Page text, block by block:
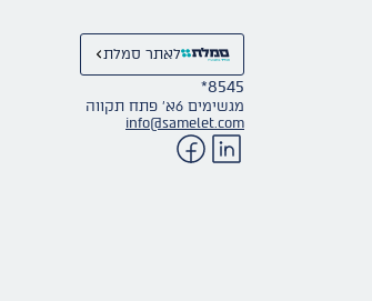
*8545
מגשימים 6א׳ פתח תקווה
info@samelet.com
לאתר סמלת